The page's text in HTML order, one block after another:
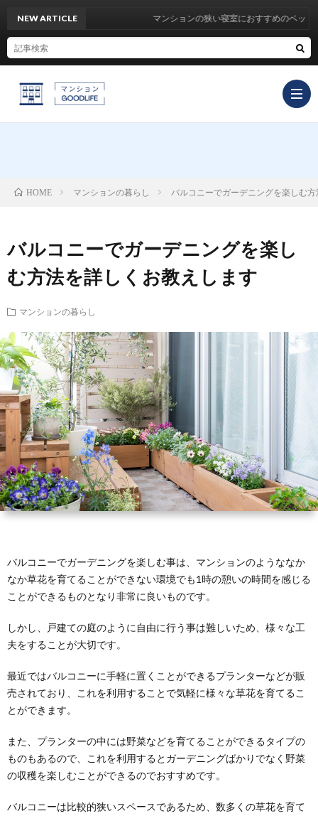
の
暮
ら
NEW ARTICLE マンションの狭い寝室におすすめのベッド12
HOME マンションの暮らし バルコニーでガーデニングを楽しむ
バルコニーでガーデニングを楽し
む方法を詳しくお教えします
マンションの暮らし
バルコニーでガーデニングを楽しむ事は、マンションのようななか
なか草花を育てることができない環境でも1時の憩いの時間を感じる
ことができるものとなり非常に良いものです。
しかし、戸建ての庭のように自由に行う事は難しいため、様々な工
夫をすることが大切です。
最近ではバルコニーに手軽に置くことができるプランターなどが販
売されており、これを利用することで気軽に様々な草花を育てるこ
とができます。
また、プランターの中には野菜などを育てることができるタイプの
ものもあるので、これを利用するとガーデニングばかりでなく野菜
の収穫を楽しむことができるのでおすすめです。
バルコニーは比較的狭いスペースであるため、数多くの草花を育て